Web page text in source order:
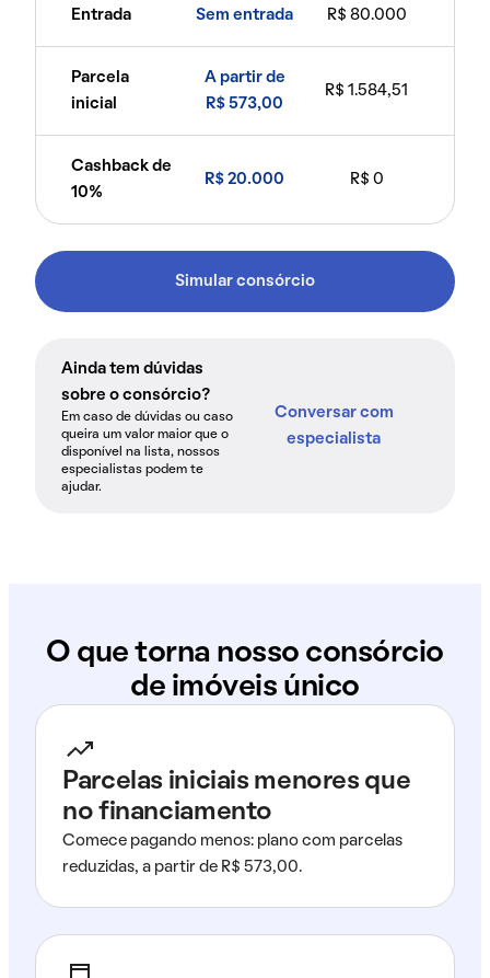
Entrada Sem entrada R$ 80.000
Parcela
inicial
A partir de
R$ 573,00
R$ 1.584,51
Cashback de
10%
R$ 20.000 R$ 0
Simular consórcio
Ainda tem dúvidas
sobre o consórcio?
Em caso de dúvidas ou caso
queira um valor maior que o
disponível na lista, nossos
especialistas podem te
ajudar.
Conversar com
especialista
O que torna nosso consórcio
de imóveis único
Parcelas iniciais menores que
no financiamento
Comece pagando menos: plano com parcelas
reduzidas, a partir de R$ 573,00.